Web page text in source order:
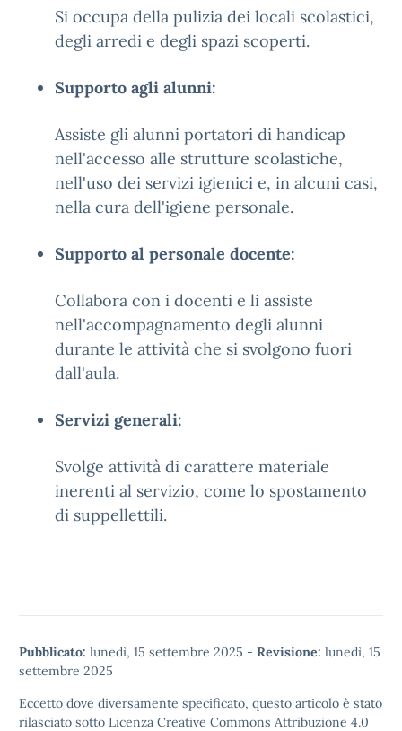
Si occupa della pulizia dei locali scolastici,
degli arredi e degli spazi scoperti.
Supporto agli alunni:
Assiste gli alunni portatori di handicap
nell'accesso alle strutture scolastiche,
nell'uso dei servizi igienici e, in alcuni casi,
nella cura dell'igiene personale.
Supporto al personale docente:
Collabora con i docenti e li assiste
nell'accompagnamento degli alunni
durante le attività che si svolgono fuori
dall'aula.
Servizi generali:
Svolge attività di carattere materiale
inerenti al servizio, come lo spostamento
di suppellettili.
Pubblicato: lunedì, 15 settembre 2025 - Revisione: lunedì, 15
settembre 2025
Eccetto dove diversamente specificato, questo articolo è stato
rilasciato sotto Licenza Creative Commons Attribuzione 4.0